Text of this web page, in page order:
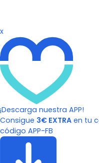
x
¡Descarga nuestra APP!
Consigue 3€ EXTRA en tu
código APP-FB